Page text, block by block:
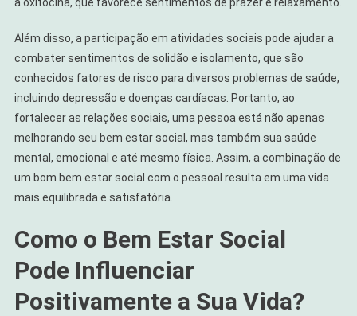
Além disso, a participação em atividades sociais pode ajudar a
combater sentimentos de solidão e isolamento, que são
conhecidos fatores de risco para diversos problemas de saúde,
incluindo depressão e doenças cardíacas. Portanto, ao
fortalecer as relações sociais, uma pessoa está não apenas
melhorando seu bem estar social, mas também sua saúde
mental, emocional e até mesmo física. Assim, a combinação de
um bom bem estar social com o pessoal resulta em uma vida
mais equilibrada e satisfatória.
Como o Bem Estar Social
Pode Influenciar
Positivamente a Sua Vida?